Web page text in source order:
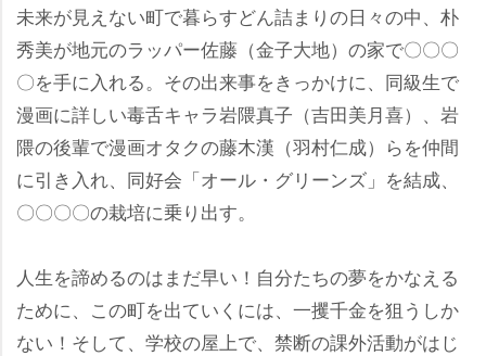
未来が見えない町で暮らすどん詰まりの日々の中、朴
秀美が地元のラッパー佐藤（金子大地）の家で〇〇〇
〇を手に入れる。その出来事をきっかけに、同級生で
漫画に詳しい毒舌キャラ岩隈真子（吉田美月喜）、
隈の後輩で漫画オタクの藤木漢（羽村仁成）らを仲間
に引き入れ、同好会「オール・グリーンズ」を結成、
〇〇〇〇の栽培に乗り出す。
人生を諦めるのはまだ早い！自分たちの夢をかなえる
ために、この町を出ていくには、一攫千金を狙うしか
ない！そして、学校の屋上で、禁断の課外活動がはじ